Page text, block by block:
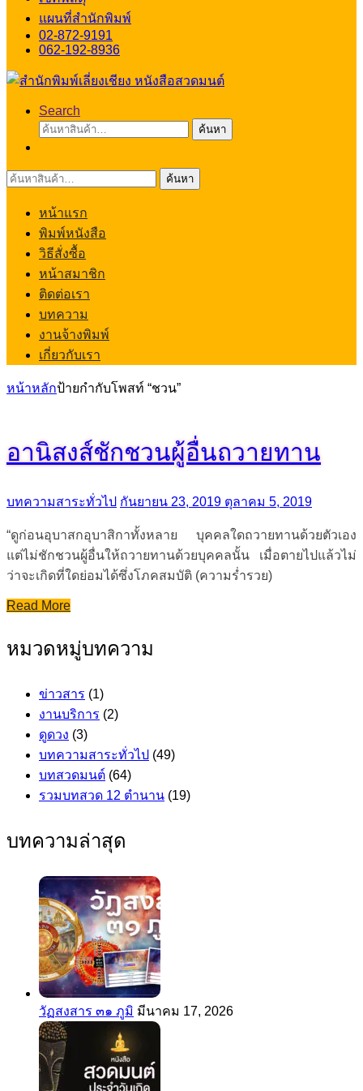
แผนที่สำนักพิมพ์
02-872-9191
062-192-8936
Search
ค้นหา:
ค้นหา
ค้นหา: ค้นหา
หน้าแรก
พิมพ์หนังสือ
วิธีสั่งซื้อ
หน้าสมาชิก
ติดต่อเรา
บทความ
งานจ้างพิมพ์
เกี่ยวกับเรา
หน้าหลักป้ายกำกับโพสท์ “ชวน”
อานิสงส์ชักชวนผู้อื่นถวายทาน
บทความสาระทั่วไป กันยายน 23, 2019 ตุลาคม 5, 2019
“ดูก่อนอุบาสกอุบาสิกาทั้งหลาย บุคคลใดถวายทานด้วยตัวเอง
แต่ไม่ชักชวนผู้อื่นให้ถวายทานด้วยบุคคลนั้น เมื่อตายไปแล้วไม่
ว่าจะเกิดที่ใดย่อมได้ซึ่งโภคสมบัติ (ความร่ำรวย)
Read More
หมวดหมู่บทความ
ข่าวสาร (1)
งานบริการ (2)
ดูดวง (3)
บทความสาระทั่วไป (49)
บทสวดมนต์ (64)
รวมบทสวด 12 ตำนาน (19)
บทความล่าสุด
วัฏสงสาร ๓๑ ภูมิ มีนาคม 17, 2026